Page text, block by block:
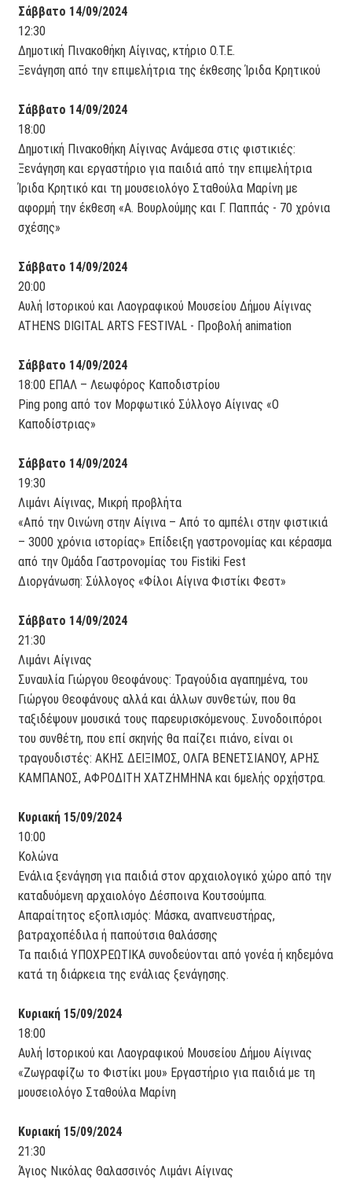
Σάββατο 14/09/2024
12:30
Δημοτική Πινακοθήκη Αίγινας, κτήριο Ο.Τ.Ε.
Ξενάγηση από την επιμελήτρια της έκθεσης Ίριδα Κρητικού
Σάββατο 14/09/2024
18:00
Δημοτική Πινακοθήκη Αίγινας Ανάμεσα στις φιστικιές:
Ξενάγηση και εργαστήριο για παιδιά από την επιμελήτρια
Ίριδα Κρητικό και τη μουσειολόγο Σταθούλα Μαρίνη με
αφορμή την έκθεση «Α. Βουρλούμης και Γ. Παππάς - 70 χρόνια
σχέσης»
Σάββατο 14/09/2024
20:00
Αυλή Ιστορικού και Λαογραφικού Μουσείου Δήμου Αίγινας
ATHENS DIGITAL ARTS FESTIVAL - Προβολή animation
Σάββατο 14/09/2024
18:00 ΕΠΑΛ – Λεωφόρος Καποδιστρίου
Ping pong από τον Μορφωτικό Σύλλογο Αίγινας «Ο
Καποδίστριας»
Σάββατο 14/09/2024
19:30
Λιμάνι Αίγινας, Μικρή προβλήτα
«Από την Οινώνη στην Αίγινα – Από το αμπέλι στην φιστικιά
– 3000 χρόνια ιστορίας» Επίδειξη γαστρονομίας και κέρασμα
από την Ομάδα Γαστρονομίας του Fistiki Fest
Διοργάνωση: Σύλλογος «Φίλοι Αίγινα Φιστίκι Φεστ»
Σάββατο 14/09/2024
21:30
Λιμάνι Αίγινας
Συναυλία Γιώργου Θεοφάνους: Τραγούδια αγαπημένα, του
Γιώργου Θεοφάνους αλλά και άλλων συνθετών, που θα
ταξιδέψουν μουσικά τους παρευρισκόμενους. Συνοδοιπόροι
του συνθέτη, που επί σκηνής θα παίζει πιάνο, είναι οι
τραγουδιστές: ΑΚΗΣ ΔΕΙΞΙΜΟΣ, ΟΛΓΑ ΒΕΝΕΤΣΙΑΝΟΥ, ΑΡΗΣ
ΚΑΜΠΑΝΟΣ, ΑΦΡΟΔΙΤΗ ΧΑΤΖΗΜΗΝΑ και 6μελής ορχήστρα.
Κυριακή 15/09/2024
10:00
Κολώνα
Ενάλια ξενάγηση για παιδιά στον αρχαιολογικό χώρο από την
καταδυόμενη αρχαιολόγο Δέσποινα Κουτσούμπα.
Απαραίτητος εξοπλισμός: Μάσκα, αναπνευστήρας,
βατραχοπέδιλα ή παπούτσια θαλάσσης
Τα παιδιά ΥΠΟΧΡΕΩΤΙΚΑ συνοδεύονται από γονέα ή κηδεμόνα
κατά τη διάρκεια της ενάλιας ξενάγησης.
Κυριακή 15/09/2024
18:00
Αυλή Ιστορικού και Λαογραφικού Μουσείου Δήμου Αίγινας
«Ζωγραφίζω το Φιστίκι μου» Εργαστήριο για παιδιά με τη
μουσειολόγο Σταθούλα Μαρίνη
Κυριακή 15/09/2024
21:30
Άγιος Νικόλας Θαλασσινός Λιμάνι Αίγινας